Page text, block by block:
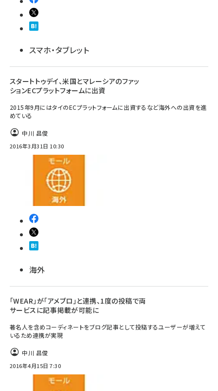
スマホ・タブレット
スタートトゥデイ、米国とマレーシアのファッ
ションECプラットフォームに出資
2015年9月にはタイのECプラットフォームに出資するなど海外への出資を進
めている
中川 昌俊
2016年3月31日 10:30
海外
「WEAR」が「アメブロ」と連携、1度の投稿で両
サービスに記事掲載が可能に
著名人を含めコーディネートをブログ記事として投稿するユーザーが増えて
いるため連携が実現
中川 昌俊
2016年4月15日 7:30